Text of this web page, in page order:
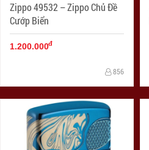
Zippo 49532 – Zippo Chủ Đề
Cướp Biển
1.200.000đ
856